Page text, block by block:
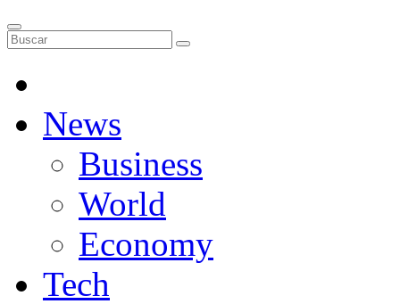
News
Business
World
Economy
Tech